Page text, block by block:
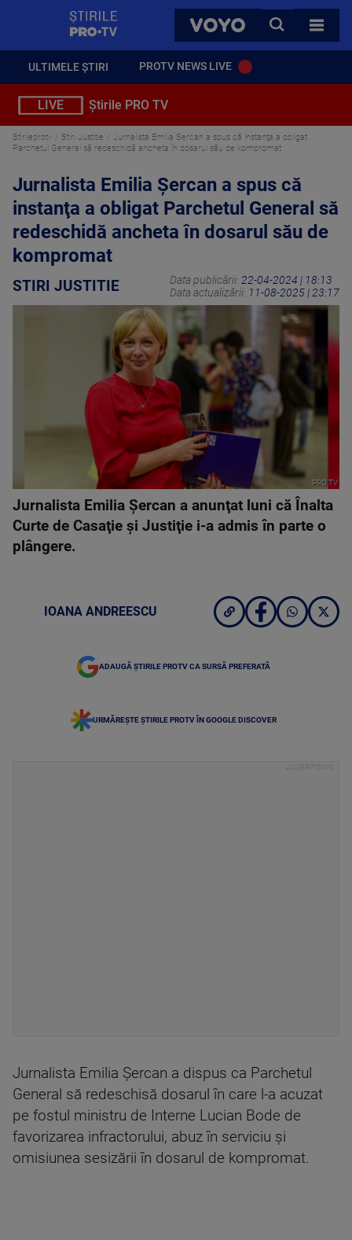
VOYO
CAUTA
TOATE
ULTIMELE ȘTIRI PROTV NEWS LIVE
LIVE Știrile PRO TV
Stirileprotv Stiri Justitie
Jurnalista Emilia Şercan a spus că instanţa a obligat
Parchetul General să redeschidă ancheta în dosarul său de kompromat
Jurnalista Emilia Şercan a spus că
instanţa a obligat Parchetul General să
redeschidă ancheta în dosarul său de
kompromat
STIRI JUSTITIE Data publicării: 22-04-2024 | 18:13
Data actualizării: 11-08-2025 | 23:17
PRO TV
Jurnalista Emilia Şercan a anunţat luni că Înalta
Curte de Casaţie şi Justiţie i-a admis în parte o
plângere.
IOANA ANDREESCU
ADAUGĂ ȘTIRILE PROTV CA SURSĂ PREFERATĂ
URMĂREȘTE ȘTIRILE PROTV ÎN GOOGLE DISCOVER
Jurnalista Emilia Şercan a dispus ca Parchetul
General să redeschisă dosarul în care l-a acuzat
pe fostul ministru de Interne Lucian Bode de
favorizarea infractorului, abuz în serviciu şi
omisiunea sesizării în dosarul de kompromat.